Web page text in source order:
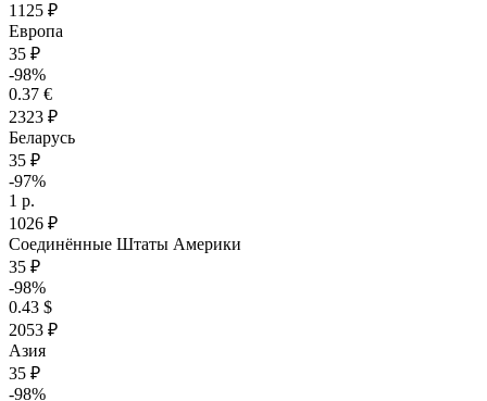
1125 ₽
Европа
35 ₽
-98%
0.37 €
2323 ₽
Беларусь
35 ₽
-97%
1 р.
1026 ₽
Соединённые Штаты Америки
35 ₽
-98%
0.43 $
2053 ₽
Азия
35 ₽
-98%